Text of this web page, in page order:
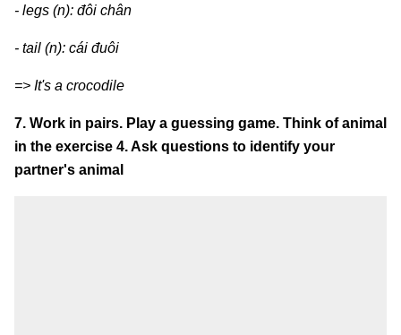
- legs (n): đôi chân
- tail (n): cái đuôi
=> It's a crocodile
7. Work in pairs. Play a guessing game. Think of animal
in the exercise 4. Ask questions to identify your
partner's animal